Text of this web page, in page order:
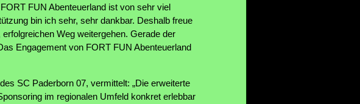
FUN Abenteuerland ist von sehr viel
bin ich sehr, sehr dankbar. Deshalb freue
Weg weitergehen. Gerade der
Engagement von FORT FUN Abenteuerland
SC Paderborn 07, vermittelt: „Die erweiterte
im regionalen Umfeld konkret erlebbar